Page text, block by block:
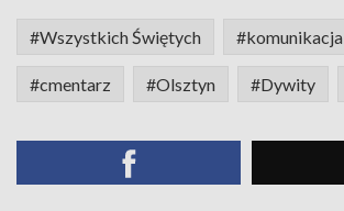
#Wszystkich Świętych #komunikacja
#cmentarz #Olsztyn #Dywity